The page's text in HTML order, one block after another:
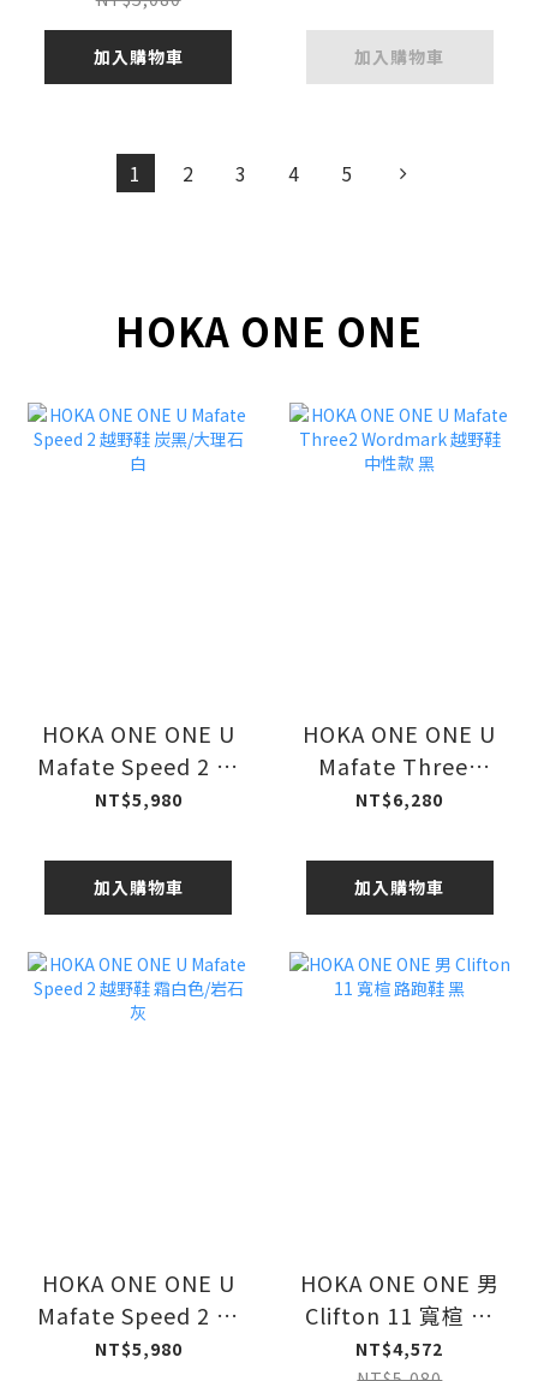
加入購物車 加入購物車
1 2 3 4 5
HOKA ONE ONE
HOKA ONE ONE U
Mafate Speed 2 越
野鞋 炭黑/大理石白
NT$5,980
加入購物車
HOKA ONE ONE U
Mafate Three2
Wordmark 越野鞋
NT$6,280
加入購物車
HOKA ONE ONE U
Mafate Speed 2 越
野鞋 霜白色/岩石灰
NT$5,980
HOKA ONE ONE 男
Clifton 11 寬楦 路
跑鞋 黑
NT$4,572